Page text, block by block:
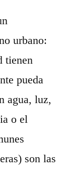
urbano:
tienen
pueda
agua, luz,
o el
son las